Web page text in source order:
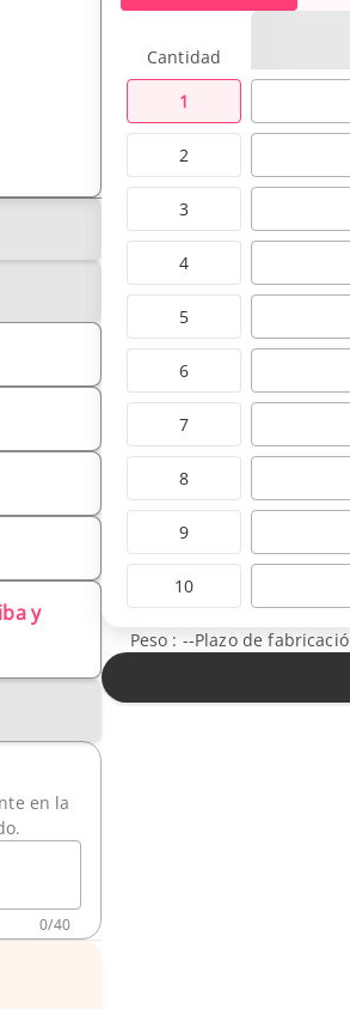
y
en la
0/40
Cantidad
1
2
3
4
5
6
7
8
9
10
Peso : --Plazo de